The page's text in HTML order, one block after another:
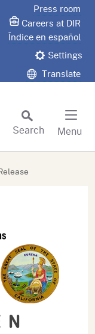
Press room
Careers at DIR
Índice en español
Settings
Translate
Search
Menu